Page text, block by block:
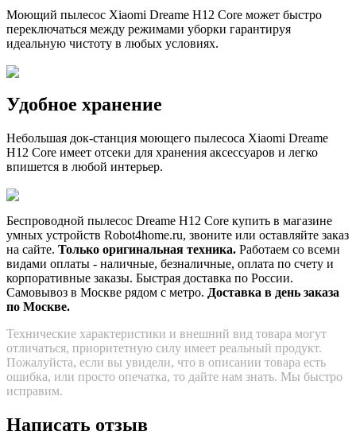
Моющий пылесос Xiaomi Dreame H12 Core может быстро
переключаться между режимами уборки гарантируя
идеальную чистоту в любых условиях.
Удобное хранение
Небольшая док-станция моющего пылесоса Xiaomi Dreame
H12 Core имеет отсеки для хранения аксессуаров и легко
впишется в любой интерьер.
Беспроводной пылесос Dreame H12 Core купить в магазине
умных устройств Robot4home.ru, звоните или оставляйте заказ
на сайте. Только оригинальная техника. Работаем со всеми
видами оплаты - наличные, безналичные, оплата по счету и
корпоративные заказы. Быстрая доставка по России.
Самовывоз в Москве рядом с метро. Доставка в день заказа
по Москве.
Технические характеристики и внешний вид товара могут
отличаться, приоритетную силу имеет реальный продукт.
Пожалуйста, если вы увидели, что в описании товара есть
ошибка, или просто опечатка, то дайте нам знать. Мы быстро
исправим.
Написать отзыв